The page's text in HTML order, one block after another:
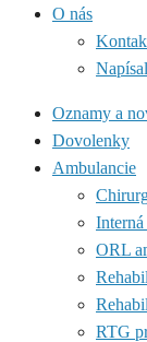
O nás
Oznamy a
Dovolenky
Ambulancie
ORL
RTG